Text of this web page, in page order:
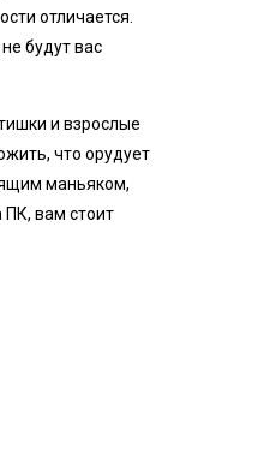
отличается.
будут вас
и взрослые
что орудует
маньяком,
ПК, вам стоит